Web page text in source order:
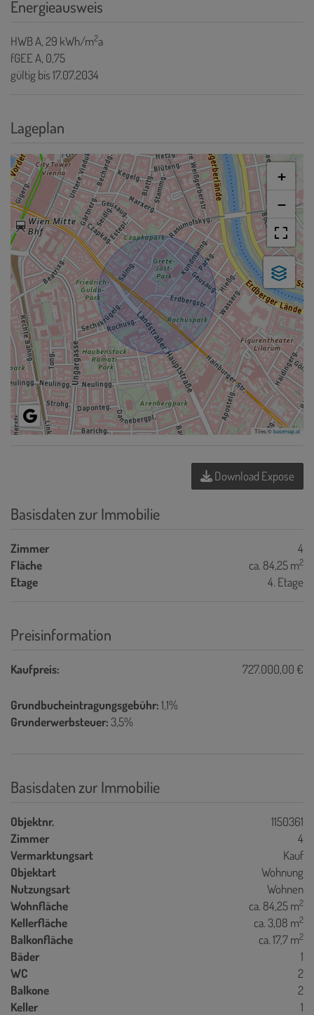
Energieausweis
HWBA, 29 kWh/m2a
fGEEA, 0,75
gültig bis17.07.2034
Lageplan
+
−
Tiles ©basemap.at
Download Expose
Basisdaten zur Immobilie
Zimmer
4
Fläche
ca. 84,25 m2
Etage 4. Etage
Preisinformation
Kaufpreis: 727.000,00 €
Grundbucheintragungsgebühr:1,1%
Grunderwerbsteuer:3,5%
Basisdaten zur Immobilie
Objektnr.
1150361
Zimmer
4
Vermarktungsart
Kauf
Objektart
Wohnung
Nutzungsart
Wohnen
Wohnfläche
ca. 84,25 m2
Kellerfläche ca. 3,08 m2
Balkonfläche ca. 17,7 m2
Bäder
1
WC
2
Balkone
2
Keller
1